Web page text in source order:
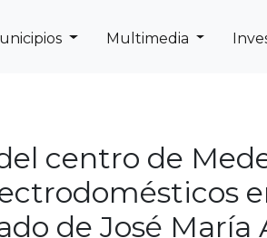
Multimedia
centro de
de José María